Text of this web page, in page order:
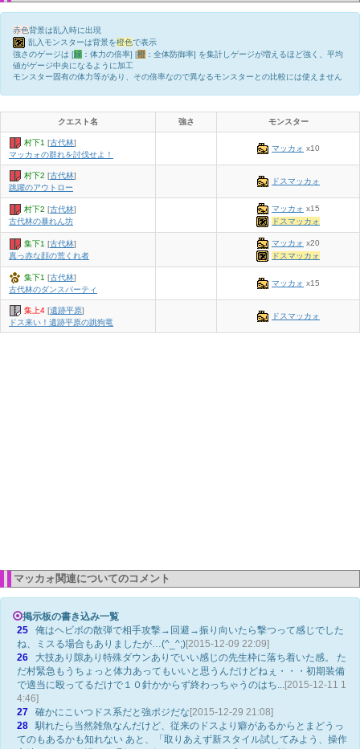
赤色背景は乱入時に出現
乱入モンスターは背景を橙色で表示
強さのゲージは [緑 ：体力の倍率] [橙 ：全体防御率] を集計しゲージが増えるほど強く、平均
値がゲージ中央になるように加工
モンスター固有の体力等があり、その倍率なので異なるモンスターとの比較には使えません
クエスト名 強さ モンスター
村下1 [古代林]
マッカォの群れを討伐せよ！
マッカォ x10
村下2 [古代林]
跳躍のアウトロー
ドスマッカォ
村下2 [古代林]
古代林の暴れん坊
マッカォ x15
ドスマッカォ
集下1 [古代林]
真っ赤な顔の荒くれ者
マッカォ x20
ドスマッカォ
集下1 [古代林]
古代林のダンスパーティ
マッカォ x15
集上4 [遺跡平原]
ドス来い！遺跡平原の跳狗竜
ドスマッカォ
マッカォ関連についてのコメント
掲示板の書き込み一覧
25 俺はヘビボの散弾で相手攻撃→回避→振り向いたら撃つって感じでした
ね、ミスる場合もありましたが…(^_^;)[2015-12-09 22:09]
26 大技あり隙あり特殊ダウンありでいい感じの先生枠に落ち着いた感。 た
だ村緊急もうちょっと体力あってもいいと思うんだけどねぇ・・・初期装備
で適当に殴ってるだけで１０針かからず終わっちゃうのはち...[2015-12-11 1
4:46]
27 確かにこいつドス系だと強ポジだな [2015-12-29 21:08]
28 馴れたら当然雑魚なんだけど、従来のドスより癖があるからとまどうっ
てのもあるかも知れない あと、「取りあえず新スタイル試してみよう、操作